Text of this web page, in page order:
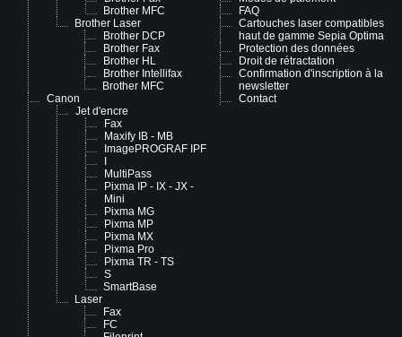
Brother MFC
Brother Laser
Brother DCP
Brother Fax
Brother HL
Brother Intellifax
Brother MFC
Canon
Jet d'encre
Fax
Maxify IB - MB
ImagePROGRAF IPF
MultiPass
Pixma IP - IX - JX -
Mini
Pixma MG
Pixma MP
Pixma MX
Pixma Pro
Pixma TR - TS
S
SmartBase
Laser
Fax
FC
FAQ
Cartouches laser compatibles
haut de gamme Sepia Optima
Protection des données
Droit de rétractation
Confirmation d'inscription à la
newsletter
Contact